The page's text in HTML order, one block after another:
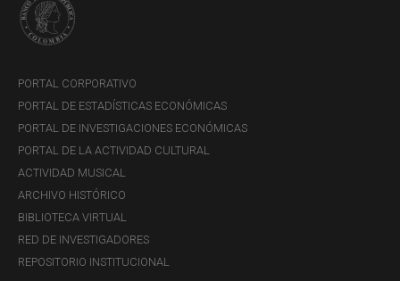
4. Sector
externo
4.4 Balanza comercial, exportaciones e
importaciones (FOB)
4.5 Comercio exterior y balanza
4.7 Deuda externa pública y privada,
movimiento y flujos netos. Incluye
PORTAL CORPORATIVO
PORTAL DE ESTADÍSTICAS ECONÓMICAS
PORTAL DE INVESTIGACIONES ECONÓMICAS
PORTAL DE LA ACTIVIDAD CULTURAL
ACTIVIDAD MUSICAL
ARCHIVO HISTÓRICO
BIBLIOTECA VIRTUAL
RED DE INVESTIGADORES
REPOSITORIO INSTITUCIONAL